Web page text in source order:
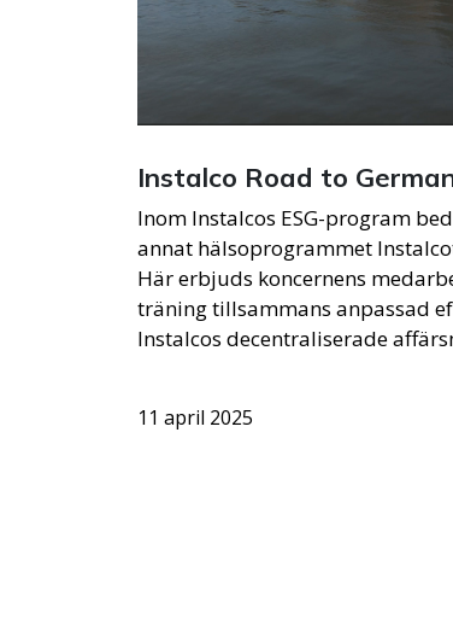
Instalco Road to
Inom Instalcos ESG-program
annat hälsoprogrammet
Här erbjuds koncernens
träning tillsammans anpassad
Instalcos decentraliserade
11 april 2025